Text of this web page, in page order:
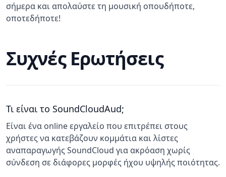
σήμερα και απολαύστε τη μουσική οπουδήποτε,
οποτεδήποτε!
Συχνές Ερωτήσεις
Τι είναι το SoundCloudAud;
Είναι ένα online εργαλείο που επιτρέπει στους
χρήστες να κατεβάζουν κομμάτια και λίστες
αναπαραγωγής SoundCloud για ακρόαση χωρίς
σύνδεση σε διάφορες μορφές ήχου υψηλής ποιότητας.